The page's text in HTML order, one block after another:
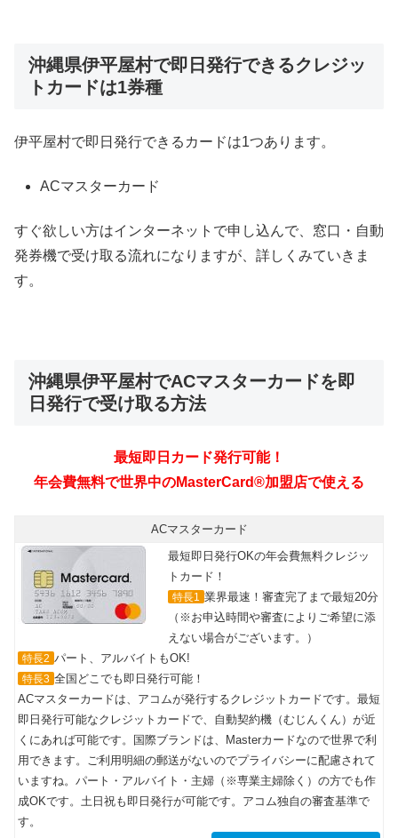
沖縄県伊平屋村で即日発行できるクレジッ
トカードは1券種
伊平屋村で即日発行できるカードは1つあります。
ACマスターカード
すぐ欲しい方はインターネットで申し込んで、窓口・自動
発券機で受け取る流れになりますが、詳しくみていきま
す。
沖縄県伊平屋村でACマスターカードを即
日発行で受け取る方法
ACマスターカード
最短即日発行OKの年会費無料クレジッ
トカード！
特長1 業界最速！審査完了まで最短20分
（※お申込時間や審査によりご希望に添
えない場合がございます。）
特長2 パート、アルバイトもOK!
特長3 全国どこでも即日発行可能！
ACマスターカードは、アコムが発行するクレジットカードです。最短
即日発行可能なクレジットカードで、自動契約機（むじんくん）が近
くにあれば可能です。国際ブランドは、Masterカードなので世界で利
用できます。ご利用明細の郵送がないのでプライバシーに配慮されて
いますね。パート・アルバイト・主婦（※専業主婦除く）の方でも作
成OKです。土日祝も即日発行が可能です。アコム独自の審査基準で
す。